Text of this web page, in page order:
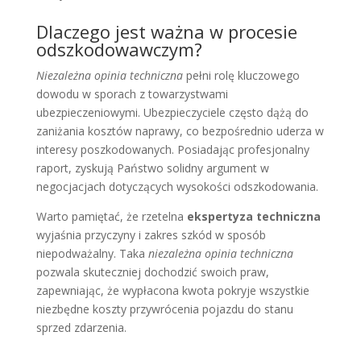
Dlaczego jest ważna w procesie
odszkodowawczym?
Niezależna opinia technicznapełni rolę kluczowego
dowodu w sporach z towarzystwami
ubezpieczeniowymi. Ubezpieczyciele często dążą do
zaniżania kosztów naprawy, co bezpośrednio uderza w
interesy poszkodowanych. Posiadając profesjonalny
raport, zyskują Państwo solidny argument w
negocjacjach dotyczących wysokości odszkodowania.
Warto pamiętać, że rzetelna ekspertyza techniczna
wyjaśnia przyczyny i zakres szkód w sposób
niepodważalny. Taka niezależna opinia techniczna
pozwala skuteczniej dochodzić swoich praw,
zapewniając, że wypłacona kwota pokryje wszystkie
niezbędne koszty przywrócenia pojazdu do stanu
sprzed zdarzenia.